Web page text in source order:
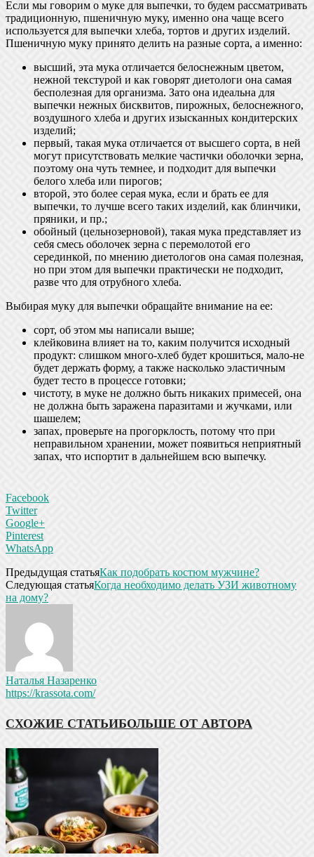
Если мы говорим о муке для выпечки, то будем рассматривать
традиционную, пшеничную муку, именно она чаще всего
используется для выпечки хлеба, тортов и других изделий.
Пшеничную муку принято делить на разные сорта, а именно:
высший, эта мука отличается белоснежным цветом,
нежной текстурой и как говорят диетологи она самая
бесполезная для организма. Зато она идеальна для
выпечки нежных бисквитов, пирожных, белоснежного,
воздушного хлеба и других изысканных кондитерских
изделий;
первый, такая мука отличается от высшего сорта, в ней
могут присутствовать мелкие частички оболочки зерна,
поэтому она чуть темнее, и подходит для выпечки
белого хлеба или пирогов;
второй, это более серая мука, если и брать ее для
выпечки, то лучше всего таких изделий, как блинчики,
пряники, и пр.;
обойный (цельнозерновой), такая мука представляет из
себя смесь оболочек зерна с перемолотой его
серединкой, по мнению диетологов она самая полезная,
но при этом для выпечки практически не подходит,
разве что для отрубного хлеба.
Выбирая муку для выпечки обращайте внимание на ее:
сорт, об этом мы написали выше;
клейковина влияет на то, каким получится исходный
продукт: слишком много-хлеб будет крошиться, мало-не
будет держать форму, а также насколько эластичным
будет тесто в процессе готовки;
чистоту, в муке не должно быть никаких примесей, она
не должна быть заражена паразитами и жучками, или
шашелем;
запах, проверьте на прогорклость, потому что при
неправильном хранении, может появиться неприятный
запах, что испортит в дальнейшем всю выпечку.
Facebook
Twitter
Google+
Pinterest
WhatsApp
Предыдущая статьяКак подобрать костюм мужчине?
Следующая статьяКогда необходимо делать УЗИ животному
на дому?
Наталья Назаренко
https://krassota.com/
СХОЖИЕ СТАТЬИБОЛЬШЕ ОТ АВТОРА